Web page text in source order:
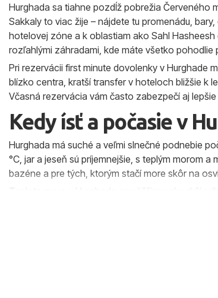
Hurghada sa tiahne pozdĺž pobrežia Červeného
Sakkaly to viac žije – nájdete tu promenádu,
hotelovej zóne a k oblastiam ako Sahl
rozľahlými záhradami, kde máte všetko pohodlie
Pri rezervácii first minute dovolenky v Hurghade
blízko centra, kratší transfer v hoteloch bližšie k
Včasná rezervácia vám často zabezpečí aj
Kedy ísť a počasie v
Hurghada má suché a veľmi slnečné podnebie
°C, jar a jeseň sú príjemnejšie, s teplým morom
bazéne a pre tých, ktorým stačí more skôr na
Teplota mora v Hurghade sa väčšinu roka drží